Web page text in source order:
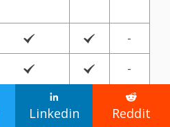

Linkedin

Reddit
 
-
  -